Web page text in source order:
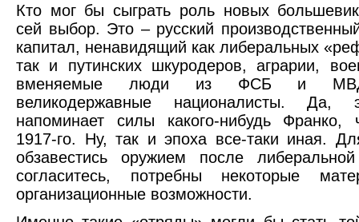
Кто мог бы сыграть роль новых
сей выбор. Это – русский
капитал, ненавидящий как либеральных
так и путинских шкуродеров, аграрии,
вменяемые люди из ФСБ и
великодержавные националисты. Да,
напоминает силы какого-нибудь Франко,
1917-го. Ну, так и эпоха все-таки иная.
обзавестись оружием после
согласитесь, потребны некоторые
организационные возможности.